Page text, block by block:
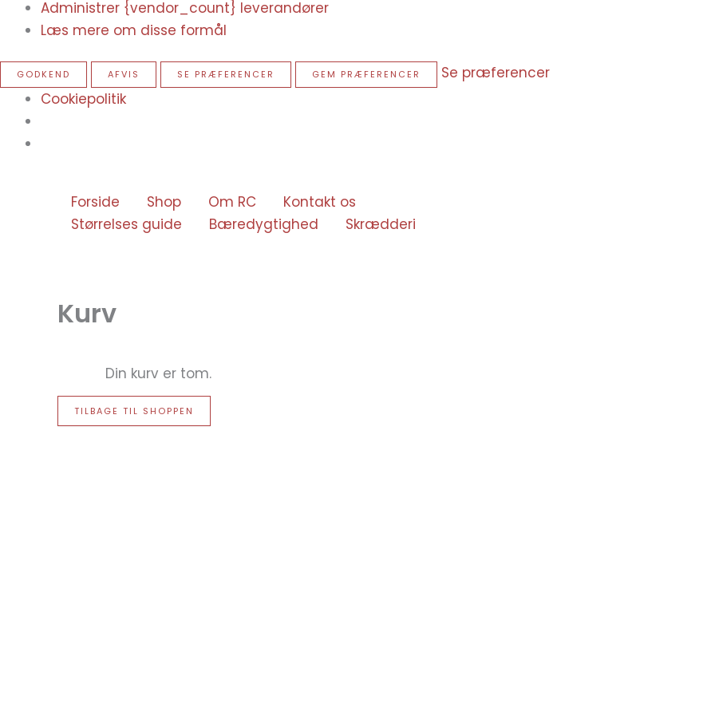
Administrer {vendor_count} leverandører
Læs mere om disse formål
GODKEND AFVIS SE PRÆFERENCER GEM PRÆFERENCER
Se præferencer
Cookiepolitik
Forside Shop Om RC
Kontakt os
Størrelses guide
Bæredygtighed Skrædderi
Kurv
Din kurv er tom.
TILBAGE TIL SHOPPEN